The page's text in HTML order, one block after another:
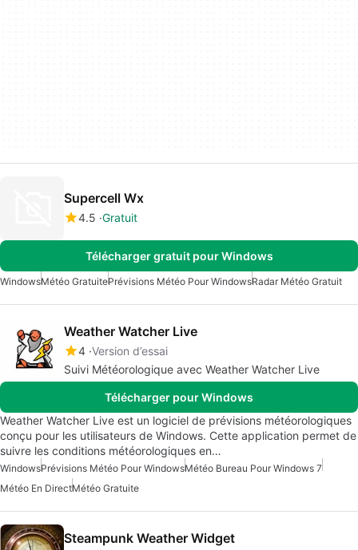
Supercell Wx
4.5 Gratuit
Télécharger gratuit pour Windows
WindowsMétéo GratuitePrévisions Météo Pour WindowsRadar Météo Gratuit
Weather Watcher Live
4 Version d’essai
Suivi Météorologique avec Weather Watcher Live
Télécharger pour Windows
Weather Watcher Live est un logiciel de prévisions météorologiques
conçu pour les utilisateurs de Windows. Cette application permet de
suivre les conditions météorologiques en…
WindowsPrévisions Météo Pour WindowsMétéo Bureau Pour Windows 7
Météo En DirectMétéo Gratuite
Steampunk Weather Widget